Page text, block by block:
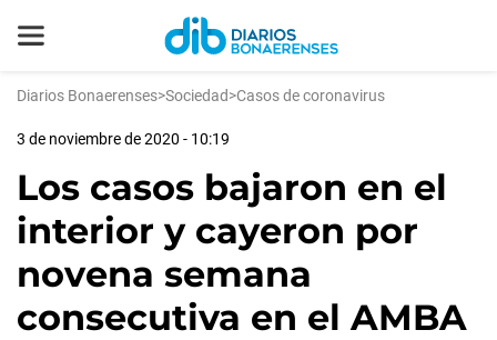
Diarios Bonaerenses>Sociedad>Casos de coronavirus
3 de noviembre de 2020 - 10:19
Los casos bajaron en el
interior y cayeron por
novena semana
consecutiva en el AMBA